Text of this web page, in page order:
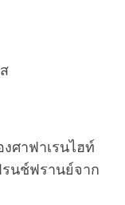
ศาฟาเรนไฮท์
นช์ฟรานย์จาก